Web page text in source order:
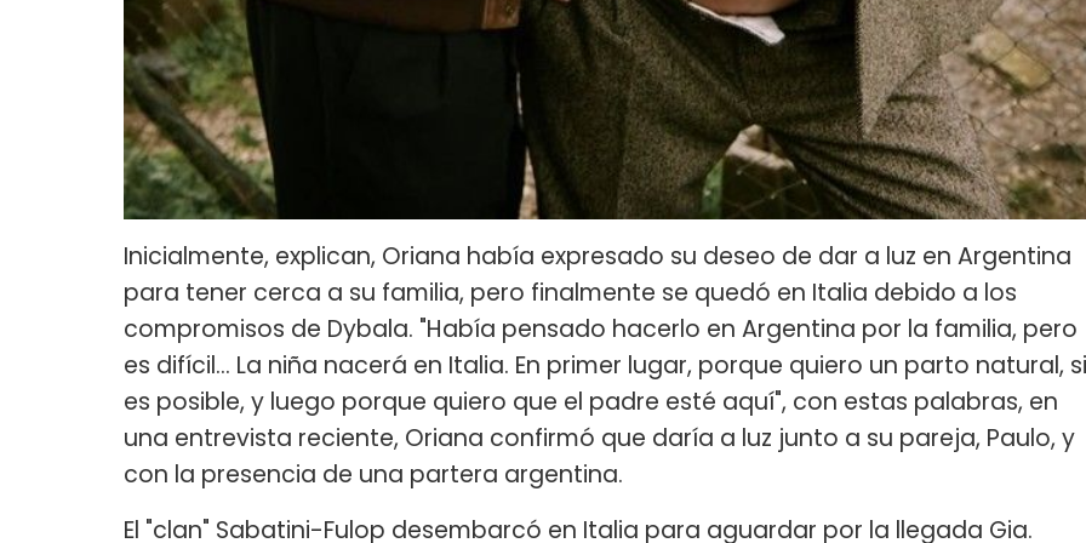
Inicialmente, explican, Oriana había expresado su deseo de dar a luz en Argentina
para tener cerca a su familia, pero finalmente se quedó en Italia debido a los
compromisos de Dybala. "Había pensado hacerlo en Argentina por la familia, pero
es difícil... La niña nacerá en Italia. En primer lugar, porque quiero un parto natural, si
es posible, y luego porque quiero que el padre esté aquí", con estas palabras, en
una entrevista reciente, Oriana confirmó que daría a luz junto a su pareja, Paulo, y
con la presencia de una partera argentina.
El "clan" Sabatini-Fulop desembarcó en Italia para aguardar por la llegada Gia.